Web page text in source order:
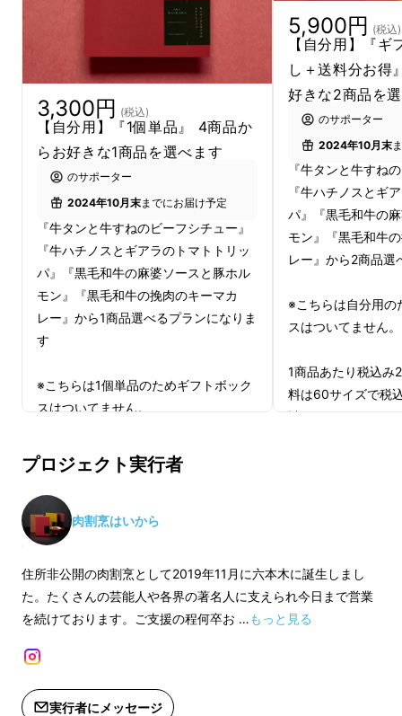
食品の開発に着手することになりました。
納得のいくクオリティを追求した結果、企画か
ら完成まで約2年かかりましたが、
渾身の逸品
をようやく完成させることが出来ました。そし
てその中でも特に評判の良かった
マクアケにて先行販売することになりました。
高級レトルト食品4商品
今回makuakeで販売する商品は以下の4商品と
なります。
3,300円 (税込)
【自分用】『1個単品』 4商品か
らお好きな1商品を選べます
のサポーター
2024年10月末までにお届け予定
『牛タンと牛すねのビーフシチュー』
『牛ハチノスとギアラのトマトトリッ
パ』『黒毛和牛の麻婆ソースと豚ホル
モン』『黒毛和牛の挽肉のキーマカ
レー』から1商品選べるプランになりま
す
※こちらは1個単品のためギフトボック
スはついてません。
1商品あたり税込み2600円＋送料は60
サイズで税込み700円のため、計3300
円となります。
配送は2024年9月24日から順次行い
2024年10月4日までにお客様の元へ届
です。
5,900円 (税込)
【自分用】『
し＋送料分お得
好きな2商品を
のサポーター
2024年10月末
『牛タンと牛すね
『牛ハチノスとギ
パ』『黒毛和牛の
モン』『黒毛和牛
レー』から2商品選
※こちらは自分用の
スはついてません。
1商品あたり税込
料は60サイズで税
計5900円となりま
配送は2024年9月
2024年10月4日ま
プロジェクト実行者
肉割烹はいから
住所非公開の肉割烹として2019年11月に六本木に誕生しまし
た。たくさんの芸能人や各界の著名人に支えられ今日まで営業
を続けております。ご支援の程何卒お …もっと見る
実行者にメッセージ